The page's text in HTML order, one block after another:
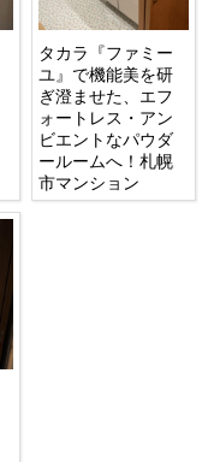
タカラ『ファミー
ユ』で機能美を研
ぎ澄ませた、エフ
ォートレス・アン
ビエントなパウダ
ールームへ！札幌
市マンション